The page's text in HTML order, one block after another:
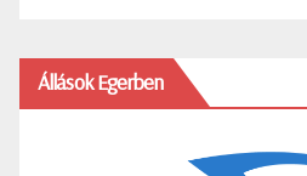
Állások Egerben